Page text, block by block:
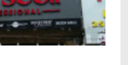
Kinh Doanh Chú Bính
Khai